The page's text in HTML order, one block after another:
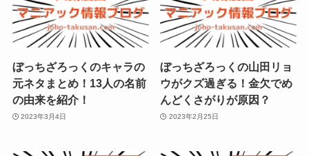
ぼっちざろっくのキャラの
元ネタまとめ！13人の名前
の由来を紹介！
2023年3月4日
ぼっちざろっくの山田リョ
ウがクズ過ぎる！金欠でめ
んどくさがりが原因？
2023年2月25日